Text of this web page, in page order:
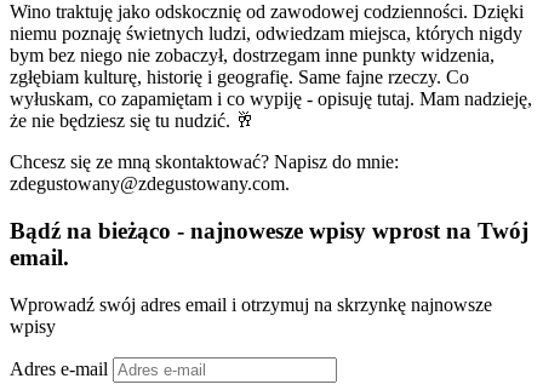
Wino traktuję jako odskocznię od zawodowej codzienności. Dzięki
niemu poznaję świetnych ludzi, odwiedzam miejsca, których nigdy
bym bez niego nie zobaczył, dostrzegam inne punkty widzenia,
zgłębiam kulturę, historię i geografię. Same fajne rzeczy. Co
wyłuskam, co zapamiętam i co wypiję - opisuję tutaj. Mam nadzieję,
że nie będziesz się tu nudzić. 🥂
Chcesz się ze mną skontaktować? Napisz do mnie:
zdegustowany@zdegustowany.com.
Bądź na bieżąco - najnowesze wpisy wprost na Twój
email.
Wprowadź swój adres email i otrzymuj na skrzynkę najnowsze
wpisy
Adres e-mail